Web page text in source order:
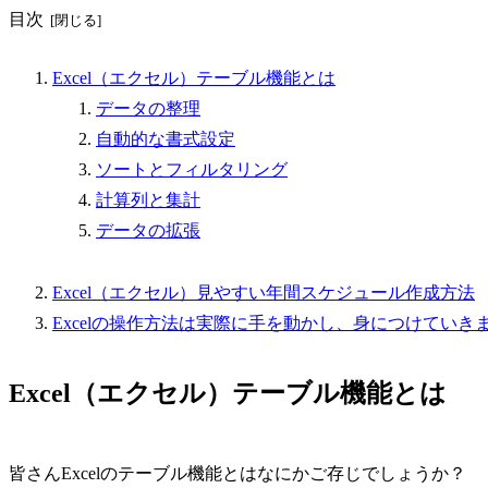
目次
Excel（エクセル）テーブル機能とは
データの整理
自動的な書式設定
ソートとフィルタリング
計算列と集計
データの拡張
Excel（エクセル）見やすい年間スケジュール作成方法
Excelの操作方法は実際に手を動かし、身につけていき
Excel（エクセル）テーブル機能とは
皆さんExcelのテーブル機能とはなにかご存じでしょうか？